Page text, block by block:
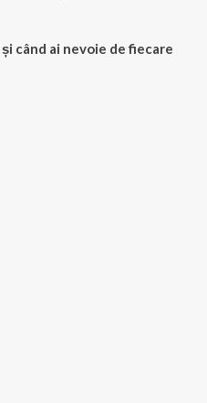
când ai nevoie de fiecare